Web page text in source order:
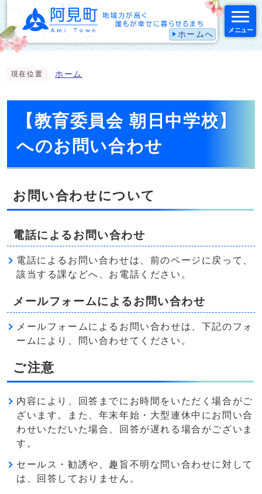
ホームへ メニュー
現在位置 ホーム
【教育委員会 朝日中学校】
へのお問い合わせ
お問い合わせについて
電話によるお問い合わせ
電話によるお問い合わせは、前のページに戻って、
該当する課などへ、お電話ください。
メールフォームによるお問い合わせ
メールフォームによるお問い合わせは、下記のフォ
ームにより、問い合わせてください。
ご注意
内容により、回答までにお時間をいただく場合がご
ざいます。また、年末年始・大型連休中にお問い合
わせいただいた場合、回答が遅れる場合がございま
す。
セールス・勧誘や、趣旨不明な問い合わせに対して
は、回答しておりません。